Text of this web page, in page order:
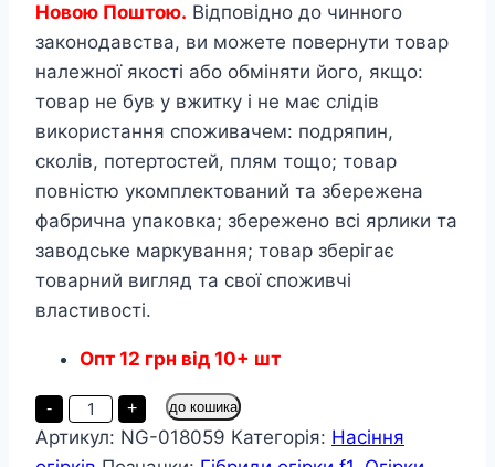
Новою Поштою. Відповідно до чинного
законодавства, ви можете повернути товар
належної якості або обміняти його, якщо:
товар не був у вжитку і не має слідів
використання споживачем: подряпин,
сколів, потертостей, плям тощо; товар
повністю укомплектований та збережена
фабрична упаковка; збережено всі ярлики та
заводське маркування; товар зберігає
товарний вигляд та свої споживчі
властивості.
Опт 12 грн від 10+ шт
-
Огірок
Чайковський
(драже)
40
+ до кошика
Артикул: NG-018059 Категорія: Насіння